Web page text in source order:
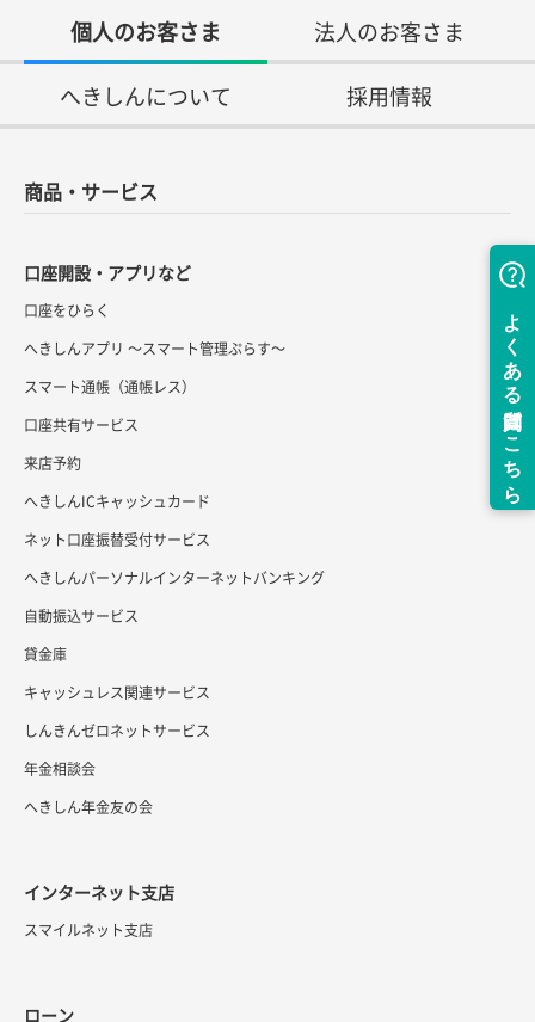
個人のお客さま
法人のお客さま
へきしんについて
採用情報
商品・サービス
口座開設・アプリなど
口座をひらく
へきしんアプリ ～スマート管理ぷらす～
スマート通帳（通帳レス）
口座共有サービス
来店予約
へきしんICキャッシュカード
ネット口座振替受付サービス
へきしんパーソナルインターネットバンキング
自動振込サービス
貸金庫
キャッシュレス関連サービス
しんきんゼロネットサービス
年金相談会
へきしん年金友の会
インターネット支店
スマイルネット支店
ローン